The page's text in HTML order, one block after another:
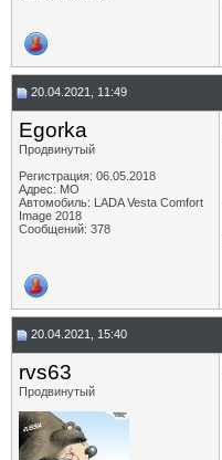
20.04.2021, 11:49
Egorka
Продвинутый
Регистрация: 06.05.2018
Адрес: МО
Автомобиль: LADA Vesta Comfort
Image 2018
Сообщений: 378
20.04.2021, 15:40
rvs63
Продвинутый